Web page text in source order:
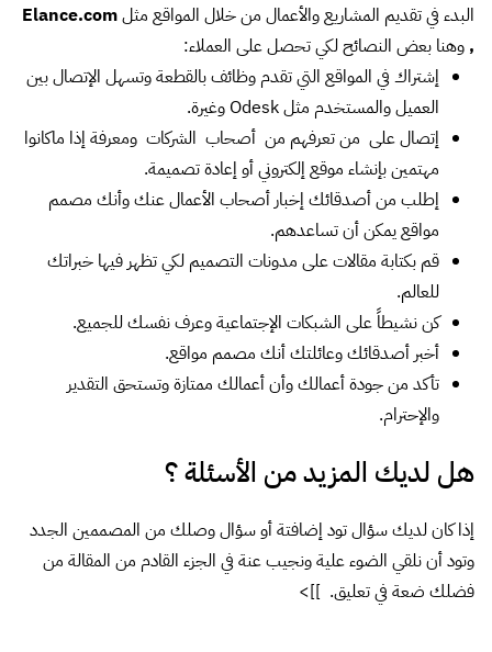
البدء في تقديم المشاريع والأعمال من خلال المواقع مثلElance.com
, وهنا بعض النصائح لكي تحصل على العملاء:
إشتراك في المواقع التي تقدم وظائف بالقطعة وتسهل الإتصال بين
العميل والمستخدم مثل Odesk وغيرة.
إتصال على من تعرفهم من أصحاب الشركات ومعرفة إذا ماكانوا
مهتمين بإنشاء موقع إلكتروني أو إعادة تصميمة.
إطلب من أصدقائك إخبار أصحاب الأعمال عنك وأنك مصمم
مواقع يمكن أن تساعدهم.
قم بكتابة مقالات على مدونات التصميم لكي تظهر فيها خبراتك
للعالم.
كن نشيطاً على الشبكات الإجتماعية وعرف نفسك للجميع.
أخبر أصدقائك وعائلتك أنك مصمم مواقع.
تأكد من جودة أعمالك وأن أعمالك ممتازة وتستحق التقدير
والإحترام.
هل لديك المزيد من الأسئلة ؟
إذا كان لديك سؤال تود إضافتة أو سؤال وصلك من المصممين الجدد
وتود أن نلقي الضوء علية ونجيب عنة في الجزء القادم من المقالة من
فضلك ضعة في تعليق. ]]>